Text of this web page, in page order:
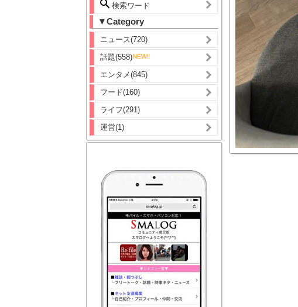
検索ワード
▼Category
ニュース(720)
話題(558)
エンタメ(845)
フード(160)
ライフ(291)
運営(1)